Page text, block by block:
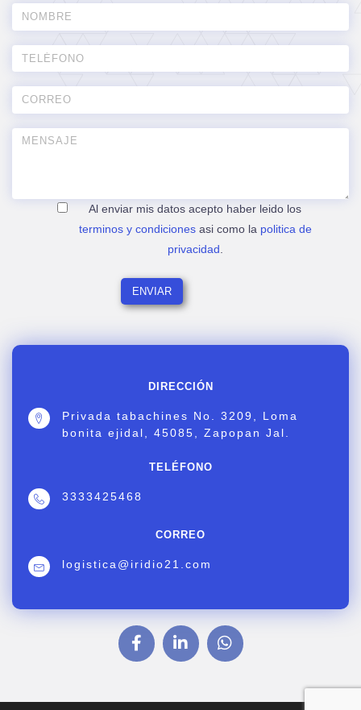
DIRECCIÓN
Privada tabachines No. 3209, Loma
bonita ejidal, 45085, Zapopan Jal.
TELÉFONO
3333425468
CORREO
logistica@iridio21.com
Al enviar mis datos acepto haber leido los
terminos y condicionesasi como la politica de
privacidad